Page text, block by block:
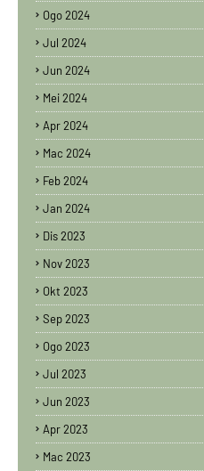
Ogo 2024
Jul 2024
Jun 2024
Mei 2024
Apr 2024
Mac 2024
Feb 2024
Jan 2024
Dis 2023
Nov 2023
Okt 2023
Sep 2023
Ogo 2023
Jul 2023
Jun 2023
Apr 2023
Mac 2023